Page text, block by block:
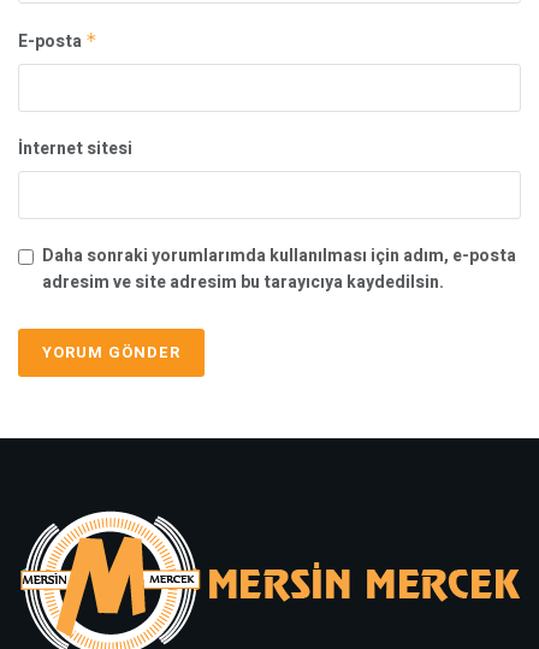
E-posta *
İnternet sitesi
Daha sonraki yorumlarımda kullanılması için adım, e-posta
adresim ve site adresim bu tarayıcıya kaydedilsin.